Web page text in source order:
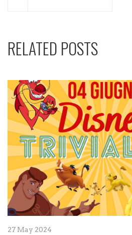
RELATED POSTS
27 May 2024